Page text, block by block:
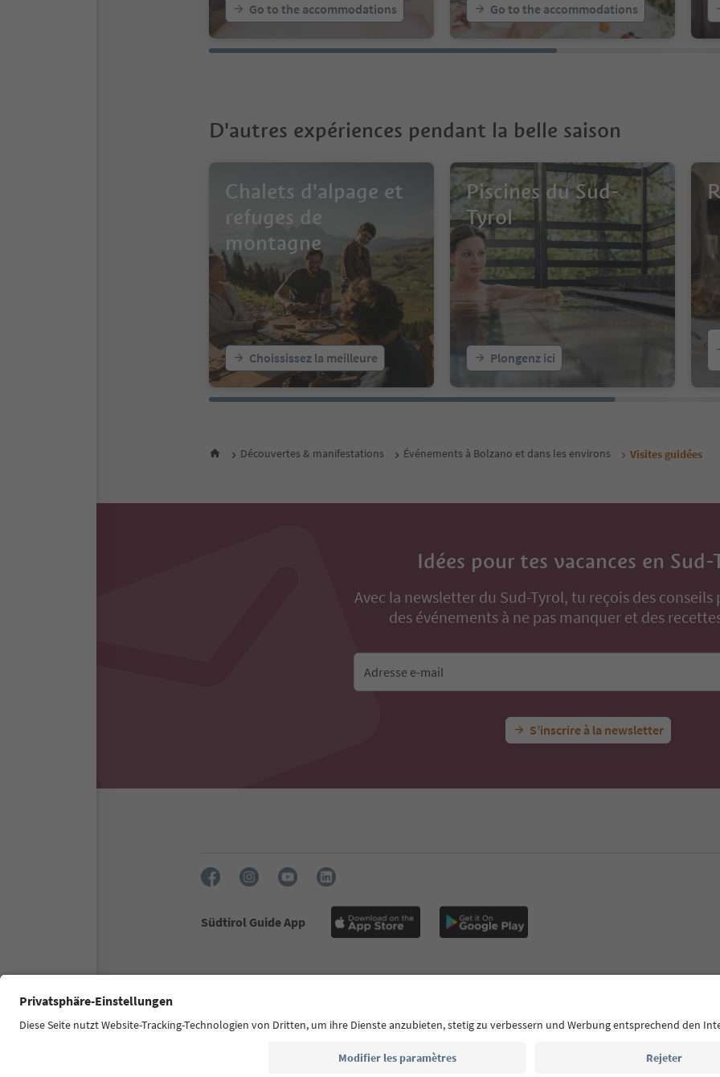
Go to the accommodations Go to the accommodations
D'autres expériences pendant la belle saison
Chalets d'alpage et
refuges de
montagne
Choississez la meilleure
Piscines du Sud-
Tyrol
Plongenz ici
Découvertes & manifestations Événements à Bolzano et dans les environs Visites guidées
Idées pour tes vacances en Sud-
Avec la newsletter du Sud-Tyrol, tu reçois des
des événements à ne pas manquer et des
Adresse e-mail
S’inscrire à la newsletter
Südtirol Guide App